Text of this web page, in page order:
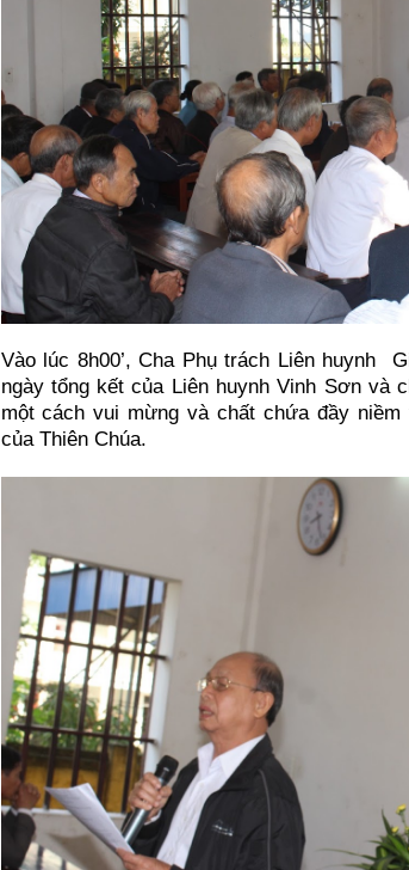
Vào lúc 8h00’, Cha Phụ trách Liên huynh
ngày tổng kết của Liên huynh Vinh Sơn và
một cách vui mừng và chất chứa đầy
của Thiên Chúa.